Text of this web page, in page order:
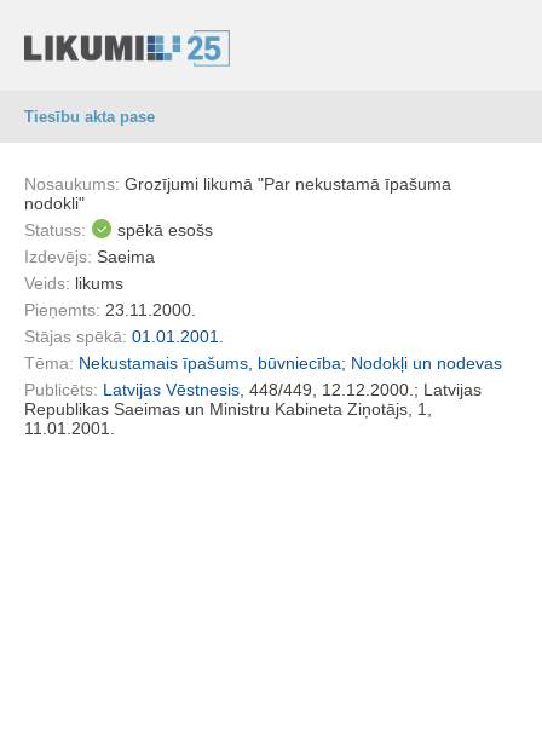
Tiesību akta pase
Nosaukums: Grozījumi likumā "Par nekustamā īpašuma
nodokli"
Statuss:
spēkā esošs
Izdevējs: Saeima
Veids: likums
Pieņemts: 23.11.2000.
Stājas spēkā: 01.01.2001.
Tēma: Nekustamais īpašums, būvniecība; Nodokļi un nodevas
Publicēts: Latvijas Vēstnesis , 448/449, 12.12.2000.; Latvijas
Republikas Saeimas un Ministru Kabineta Ziņotājs, 1,
11.01.2001.